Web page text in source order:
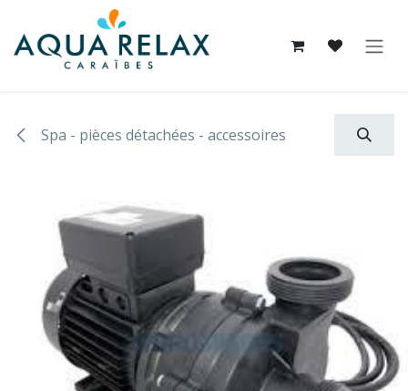
Se rendre au contenu
Spa - pièces détachées - accessoires